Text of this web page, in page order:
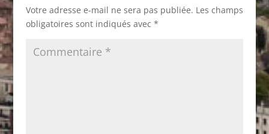
Votre adresse e-mail ne sera pas publiée. Les champs
obligatoires sont indiqués avec *